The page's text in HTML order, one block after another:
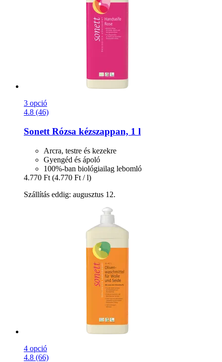
3 opció
4.8 (46)
Sonett Rózsa kézszappan, 1 l
Arcra, testre és kezekre
Gyengéd és ápoló
100%-ban biológiailag lebomló
4.770 Ft (4.770 Ft / l)
Szállítás eddig: augusztus 12.
4 opció
4.8 (66)